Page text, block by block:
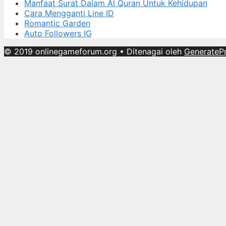
Manfaat Surat Dalam Al Quran Untuk Kehidupan
Cara Mengganti Line ID
Romantic Garden
Auto Followers IG
© 2019 onlinegameforum.org • Ditenagai oleh